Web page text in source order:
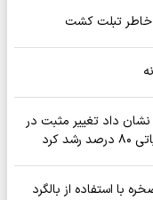
خاطر تبلت کشت
بررسی صورت‌های مالی ۳ ماهه نخست ۱۴۰۵ نشان داد تغییر مثبت در
کرد
با استفاده از بالگرد